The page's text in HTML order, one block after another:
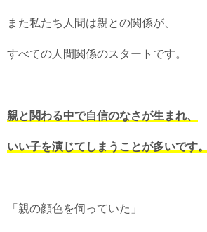
また私たち人間は親との関係が、
すべての人間関係のスタートです。
親と関わる中で自信のなさが生まれ、
いい子を演じてしまうことが多いです。
「親の顔色を伺っていた」